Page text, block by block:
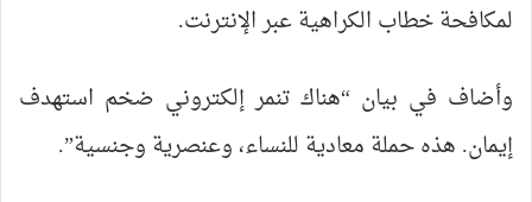
لمكافحة خطاب الكراهية عبر الإنترنت.
وأضاف في بيان “هناك تنمر إلكتروني ضخم استهدف
إيمان. هذه حملة معادية للنساء، وعنصرية وجنسية”.